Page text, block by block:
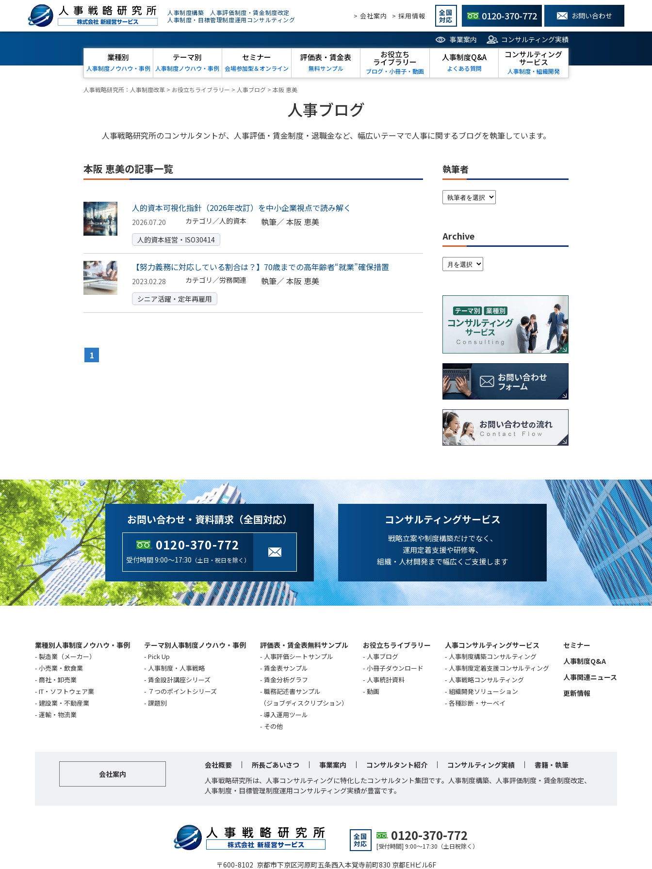
人事制度構築 人事評価制度・賃金制度改定
人事制度・目標管理制度運用コンサルティング
> 会社案内 > 採用情報 全国
対応 0120-370-772 お問い合わせ
事業案内 コンサルティング実績
業種別
人事制度ノウハウ・事例
テーマ別
人事制度ノウハウ・事例
セミナー
会場参加型＆オンライン
評価表・賃金表
無料サンプル
お役立ち
ライブラリー
ブログ・小冊子・動画
人事制度Q&A
よくある質問
コンサルティング
サービス
人事制度・組織開発
人事戦略研究所：人事制度改革 > お役立ちライブラリー > 人事ブログ > 本阪 恵美
人事ブログ
人事戦略研究所のコンサルタントが、人事評価・賃金制度・退職金など、幅広いテーマで人事に関するブログを執筆しています。
本阪 恵美の記事一覧
人的資本可視化指針（2026年改訂）を中小企業視点で読み解く
2026.07.20 カテゴリ／人的資本 執筆／本阪 恵美
人的資本経営・ISO30414
【努力義務に対応している割合は？】70歳までの高年齢者“就業”確保措置
2023.02.28 カテゴリ／労務関連 執筆／本阪 恵美
シニア活躍・定年再雇用
1
執筆者
Archive
お問い合わせ・資料請求（全国対応）
0120-370-772
受付時間 9:00～17:30 （土日・祝日を除く）
コンサルティングサービス
戦略立案や制度構築だけでなく、
運用定着支援や研修等、
組織・人材開発まで幅広くご支援します
業種別人事制度ノウハウ・事例
製造業（メーカー）
小売業・飲食業
商社・卸売業
IT・ソフトウェア業
建設業・不動産業
運輸・物流業
テーマ別人事制度ノウハウ・事例
Pick Up
人事制度・人事戦略
賃金設計講座シリーズ
７つのポイントシリーズ
課題別
評価表・賃金表無料サンプル
人事評価シートサンプル
賃金表サンプル
賃金分析グラフ
職務記述書サンプル
（ジョブディスクリプション）
導入運用ツール
その他
お役立ちライブラリー
人事ブログ
小冊子ダウンロード
人事統計資料
動画
人事コンサルティングサービス
人事制度構築コンサルティング
人事制度定着支援コンサルティング
人事戦略コンサルティング
組織開発ソリューション
各種診断・サーベイ
セミナー
人事制度Q&A
人事関連ニュース
更新情報
会社案内
会社概要 所長ごあいさつ 事業案内 コンサルタント紹介 コンサルティング実績
書籍・執筆
人事戦略研究所は、人事コンサルティングに特化したコンサルタント集団です。人事制度構築、人事評価制度・賃金制度改定、
人事制度・目標管理制度運用コンサルティング実績が豊富です。
全国
対応
0120-370-772
[受付時間] 9:00～17:30（土日祝除く）
〒600-8102 京都市下京区河原町五条西入本覚寺前町830 京都EHビル6F